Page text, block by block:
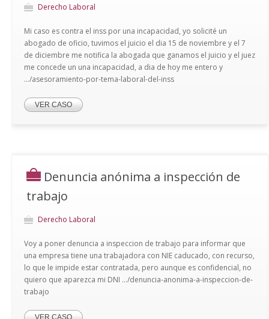
Derecho Laboral
Mi caso es contra el inss por una incapacidad, yo solicité un
abogado de oficio, tuvimos el juicio el dia 15 de noviembre y el 7
de diciembre me notifica la abogada que ganamos el juicio y el juez
me concede un una incapacidad, a dia de hoy me entero y
.../asesoramiento-por-tema-laboral-del-inss
VER CASO
Denuncia anónima a inspección de
trabajo
Derecho Laboral
Voy a poner denuncia a inspeccion de trabajo para informar que
una empresa tiene una trabajadora con NIE caducado, con recurso,
lo que le impide estar contratada, pero aunque es confidencial, no
quiero que aparezca mi DNI .../denuncia-anonima-a-inspeccion-de-
trabajo
VER CASO